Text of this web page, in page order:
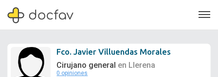
Fco. Javier Villuendas Morales
Cirujano general en Llerena
0 opiniones